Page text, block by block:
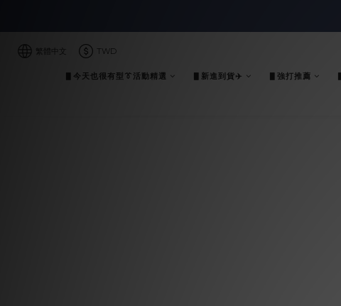
繁體中文 TWD
▋今天也很有型👔活動精選 ▋新進到貨✈️ ▋強打推薦